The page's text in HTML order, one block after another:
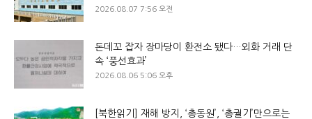
2026.08.07 7:56 오전
돈데꼬 잡자 장마당이 환전소 됐다…외화 거래 단
속 ‘풍선효과’
2026.08.06 5:06 오후
[북한읽기] 재해 방지, ‘총동원’, ‘총궐기’만으로는